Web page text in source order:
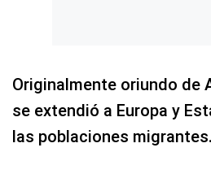
Originalmente oriundo de
se extendió a Europa y
las poblaciones migrantes.